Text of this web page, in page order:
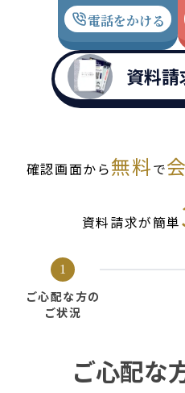
電話をかける
資料請
確認画面から無料で
資料請求が簡単
1
ご心配な方の
ご状況
ご心配な